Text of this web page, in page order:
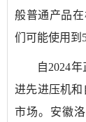
般普通产品
们可能使用到
自2024
进先进压机
市场。安徽